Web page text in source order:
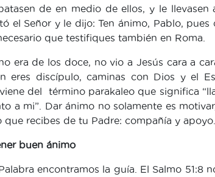
de en medio de ellos, y le
el Señor y le dijo: Ten ánimo, Pablo,
que testifiques también en Roma.
era de los doce, no vio a Jesús cara a
eres discípulo, caminas con Dios y el
del término parakaleo que significa
a mi”. Dar ánimo no solamente es
que recibes de tu Padre: compañía y apoyo.
buen ánimo
encontramos la guía. El Salmo 51:8